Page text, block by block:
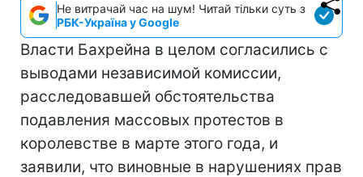
Не витрачай час на шум! Читай тільки суть з
РБК-Україна у Google
Власти Бахрейна в целом согласились с
выводами независимой комиссии,
расследовавшей обстоятельства
подавления массовых протестов в
королевстве в марте этого года, и
заявили, что виновные в нарушениях прав